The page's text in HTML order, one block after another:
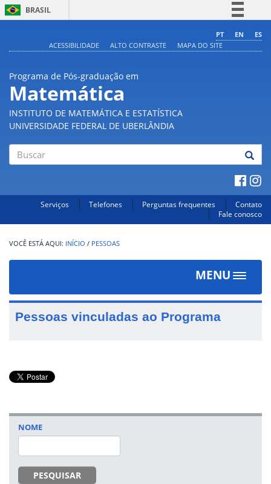
BRASIL
Comunica BR
PT EN
ES
ACESSIBILIDADE
ALTO CONTRASTE MAPA DO SITE
Programa de Pós-graduação em
Matemática
INSTITUTO DE MATEMÁTICA E ESTATÍSTICA
UNIVERSIDADE FEDERAL DE UBERLÂNDIA
Serviços Telefones Perguntas frequentes
Contato
Fale conosco
INÍCIO / PESSOAS
MENU
Toggle
Pessoas vinculadas ao Programa
NOME
PESQUISAR